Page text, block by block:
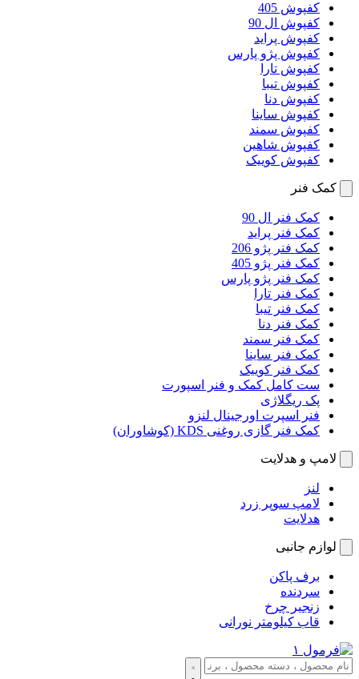
کفپوش 405
کفپوش ال 90
کفپوش پراید
کفپوش پژو پارس
کفپوش تارا
کفپوش تیبا
کفپوش دنا
کفپوش ساینا
کفپوش سمند
کفپوش شاهین
کفپوش کوییک
کمک فنر
کمک فنر ال 90
کمک فنر پراید
کمک فنر پژو 206
کمک فنر پژو 405
کمک فنر پژو پارس
کمک فنر تارا
کمک فنر تیبا
کمک فنر دنا
کمک فنر سمند
کمک فنر ساینا
کمک فنر کوییک
ست کامل کمک و فنر اسپورت
پک ریگلاژی
فنر اسپرت اورجینال لنزو
کمک فنر گازی روغنی KDS (کوشاوران)
لامپ و هدلایت
لنز
لامپ سوپر زرد
هدلایت
لوازم جانبی
برف پاکن
سردنده
زنجیر چرخ
قاب کیلومتر نورانی